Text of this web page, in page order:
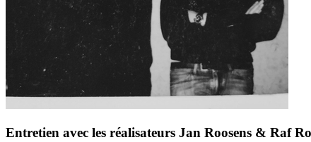
Entretien avec les réalisateurs Jan Roosens & Raf